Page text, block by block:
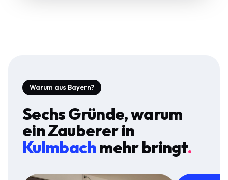
Warum aus Bayern?
Sechs Gründe, warum
ein Zauberer in
Kulmbachmehr bringt.